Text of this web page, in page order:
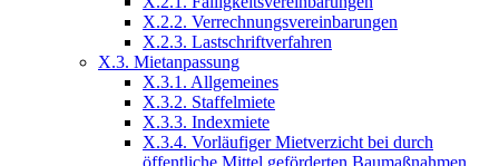
X.2.2. Verrechnungsvereinbarungen
X.2.3. Lastschriftverfahren
X.3. Mietanpassung
X.3.1. Allgemeines
X.3.2. Staffelmiete
X.3.3. Indexmiete
X.3.4. Vorläufiger Mietverzicht bei durch
öffentliche Mittel geförderten Baumaßnahmen